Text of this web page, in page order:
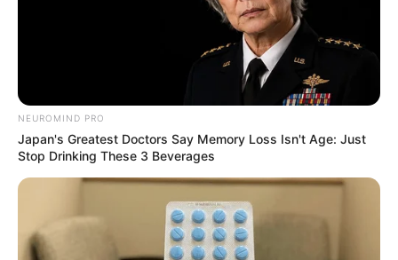
αποδέχεστε. Ο ιστότοπος διατηρεί το δικαίωμα να τροποποιήσει
τους όρους χρήσης.
Επικοινωνήστε μαζί μας:nikolaosgeor@gmail.com
Developed byWeb Technical
NEUROMIND PRO
Japan's Greatest Doctors Say Memory Loss Isn't Age: Just
Stop Drinking These 3 Beverages